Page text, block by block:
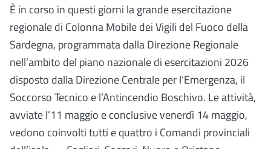
È in corso in questi giorni la grande esercitazione
regionale di Colonna Mobile dei Vigili del Fuoco della
Sardegna, programmata dalla Direzione Regionale
nell’ambito del piano nazionale di esercitazioni 2026
disposto dalla Direzione Centrale per l’Emergenza, il
Soccorso Tecnico e l’Antincendio Boschivo. Le attività,
avviate l’11 maggio e conclusive venerdì 14 maggio,
vedono coinvolti tutti e quattro i Comandi provinciali